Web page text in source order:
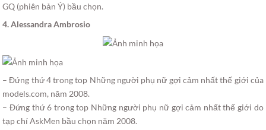
GQ (phiên bản Ý) bầu chọn.
4. Alessandra Ambrosio
– Đứng thứ 4 trong top Những người phụ nữ gợi cảm nhất thế giới của
models.com, năm 2008.
– Đứng thứ 6 trong top Những người phụ nữ gợi cảm nhất thế giới do
tạp chí AskMen bầu chọn năm 2008.